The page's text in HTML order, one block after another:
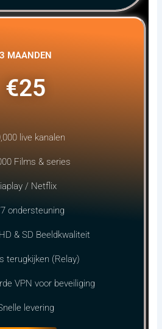
3 MAANDEN
€25
live kanalen
Films & series
/ Netflix
ondersteuning
& SD Beeldkwaliteit
terugkijken (Relay)
VPN voor beveiliging
levering